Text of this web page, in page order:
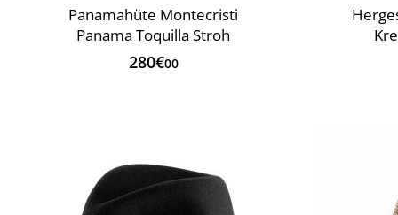
Panamahüte Montecristi
Panama Toquilla Stroh
280€00